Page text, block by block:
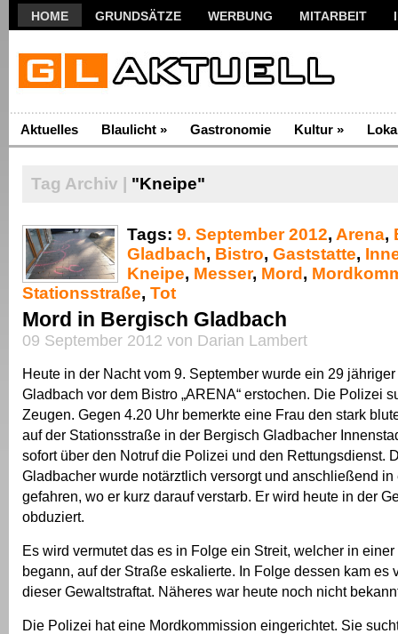
HOME GRUNDSÄTZE WERBUNG MITARBEIT
Aktuelles Blaulicht » Gastronomie Kultur »
Tag Archiv | "Kneipe"
Tags: 9. September 2012, Arena,
Gladbach, Bistro, Gaststatte,
Kneipe, Messer, Mord ,
Stationsstraße, Tot
Mord in Bergisch Gladbach
09 September 2012 von Darian Lambert
Heute in der Nacht vom 9. September wurde ein 29
Gladbach vor dem Bistro „ARENA“ erstochen. Die Polizei
Zeugen. Gegen 4.20 Uhr bemerkte eine Frau den stark
auf der Stationsstraße in der Bergisch Gladbacher
sofort über den Notruf die Polizei und den Rettungsdienst.
Gladbacher wurde notärztlich versorgt und anschließend
gefahren, wo er kurz darauf verstarb. Er wird heute in der
obduziert.
Es wird vermutet das es in Folge ein Streit, welcher in einer
begann, auf der Straße eskalierte. In Folge dessen kam es
dieser Gewaltstraftat. Näheres war heute noch nicht
Die Polizei hat eine Mordkommission eingerichtet. Sie